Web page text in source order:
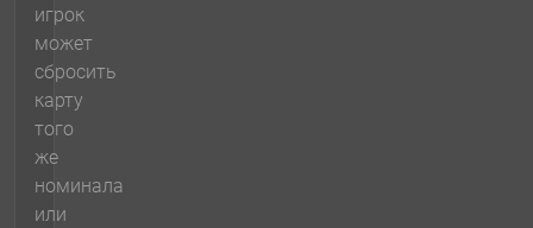
игрок
может
сбросить
карту
того
же
номинала
или